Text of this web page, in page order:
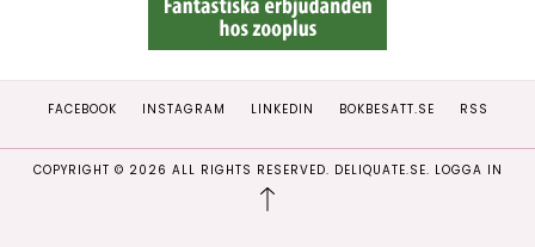
FACEBOOK INSTAGRAM LINKEDIN BOKBESATT.SE RSS
COPYRIGHT © 2026 ALL RIGHTS RESERVED. DELIQUATE.SE. LOGGA IN